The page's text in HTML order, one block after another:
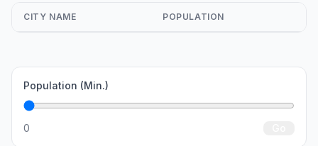
CITY NAME POPULATION
Population (Min.)
0